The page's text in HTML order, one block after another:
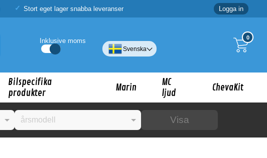
Stort eget lager snabba leveranser Logga in
0
Inklusive moms
Svenska
Bilspecifika
produkter
Marin
MC
ljud
ChevaKit
Visa